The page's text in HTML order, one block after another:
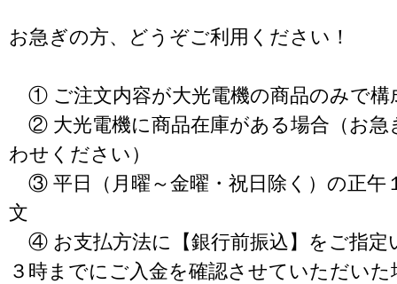
お急ぎの方、どうぞご利用ください！
① ご注文内容が大光電機の商品のみで構
② 大光電機に商品在庫がある場合（お急
わせください）
③ 平日（月曜～金曜・祝日除く）の正午
文
④ お支払方法に【銀行前振込】をご指定
３時までにご入金を確認させていただいた